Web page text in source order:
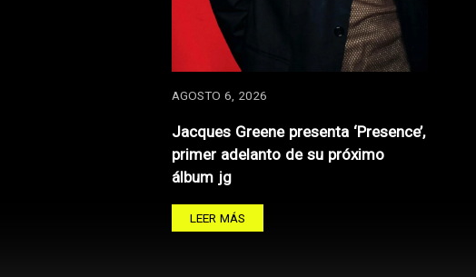
AGOSTO 6, 2026
Jacques Greene presenta ‘Presence’,
primer adelanto de su próximo
álbum jg
LEER MÁS